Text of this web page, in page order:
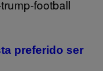
preferido ser